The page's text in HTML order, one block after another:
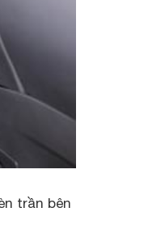
trần bên